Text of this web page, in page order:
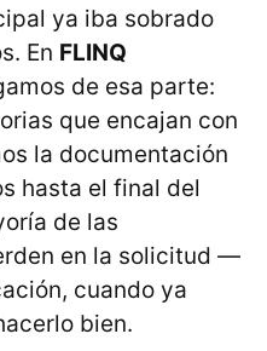
ya iba sobrado
En FLINQ
de esa parte:
que encajan con
la documentación
hasta el final del
de las
en la solicitud —
cuando ya
bien.